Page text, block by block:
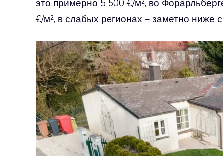
это примерно 5 500 €/м², во
€/м², в слабых регионах – заметно ниже